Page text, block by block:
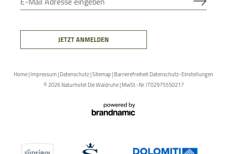
JETZT ANMELDEN
Home|Impressum|Datenschutz|Sitemap|BarrierefreiheitDatenschutz-Einstellungen
© 2026 Naturhotel Die Waldruhe|MwSt.-Nr. IT02975550217